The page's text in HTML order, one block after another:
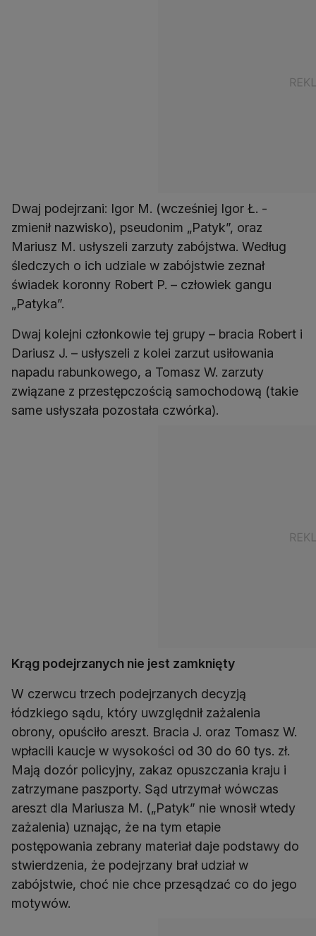
Dwaj podejrzani: Igor M. (wcześniej Igor Ł. -
zmienił nazwisko), pseudonim „Patyk”, oraz
Mariusz M. usłyszeli zarzuty zabójstwa. Według
śledczych o ich udziale w zabójstwie zeznał
świadek koronny Robert P. – człowiek gangu
„Patyka”.
Dwaj kolejni członkowie tej grupy – bracia Robert i
Dariusz J. – usłyszeli z kolei zarzut usiłowania
napadu rabunkowego, a Tomasz W. zarzuty
związane z przestępczością samochodową (takie
same usłyszała pozostała czwórka).
Krąg podejrzanych nie jest zamknięty
W czerwcu trzech podejrzanych decyzją
łódzkiego sądu, który uwzględnił zażalenia
obrony, opuściło areszt. Bracia J. oraz Tomasz W.
wpłacili kaucje w wysokości od 30 do 60 tys. zł.
Mają dozór policyjny, zakaz opuszczania kraju i
zatrzymane paszporty. Sąd utrzymał wówczas
areszt dla Mariusza M. („Patyk” nie wnosił wtedy
zażalenia) uznając, że na tym etapie
postępowania zebrany materiał daje podstawy do
stwierdzenia, że podejrzany brał udział w
zabójstwie, choć nie chce przesądzać co do jego
motywów.